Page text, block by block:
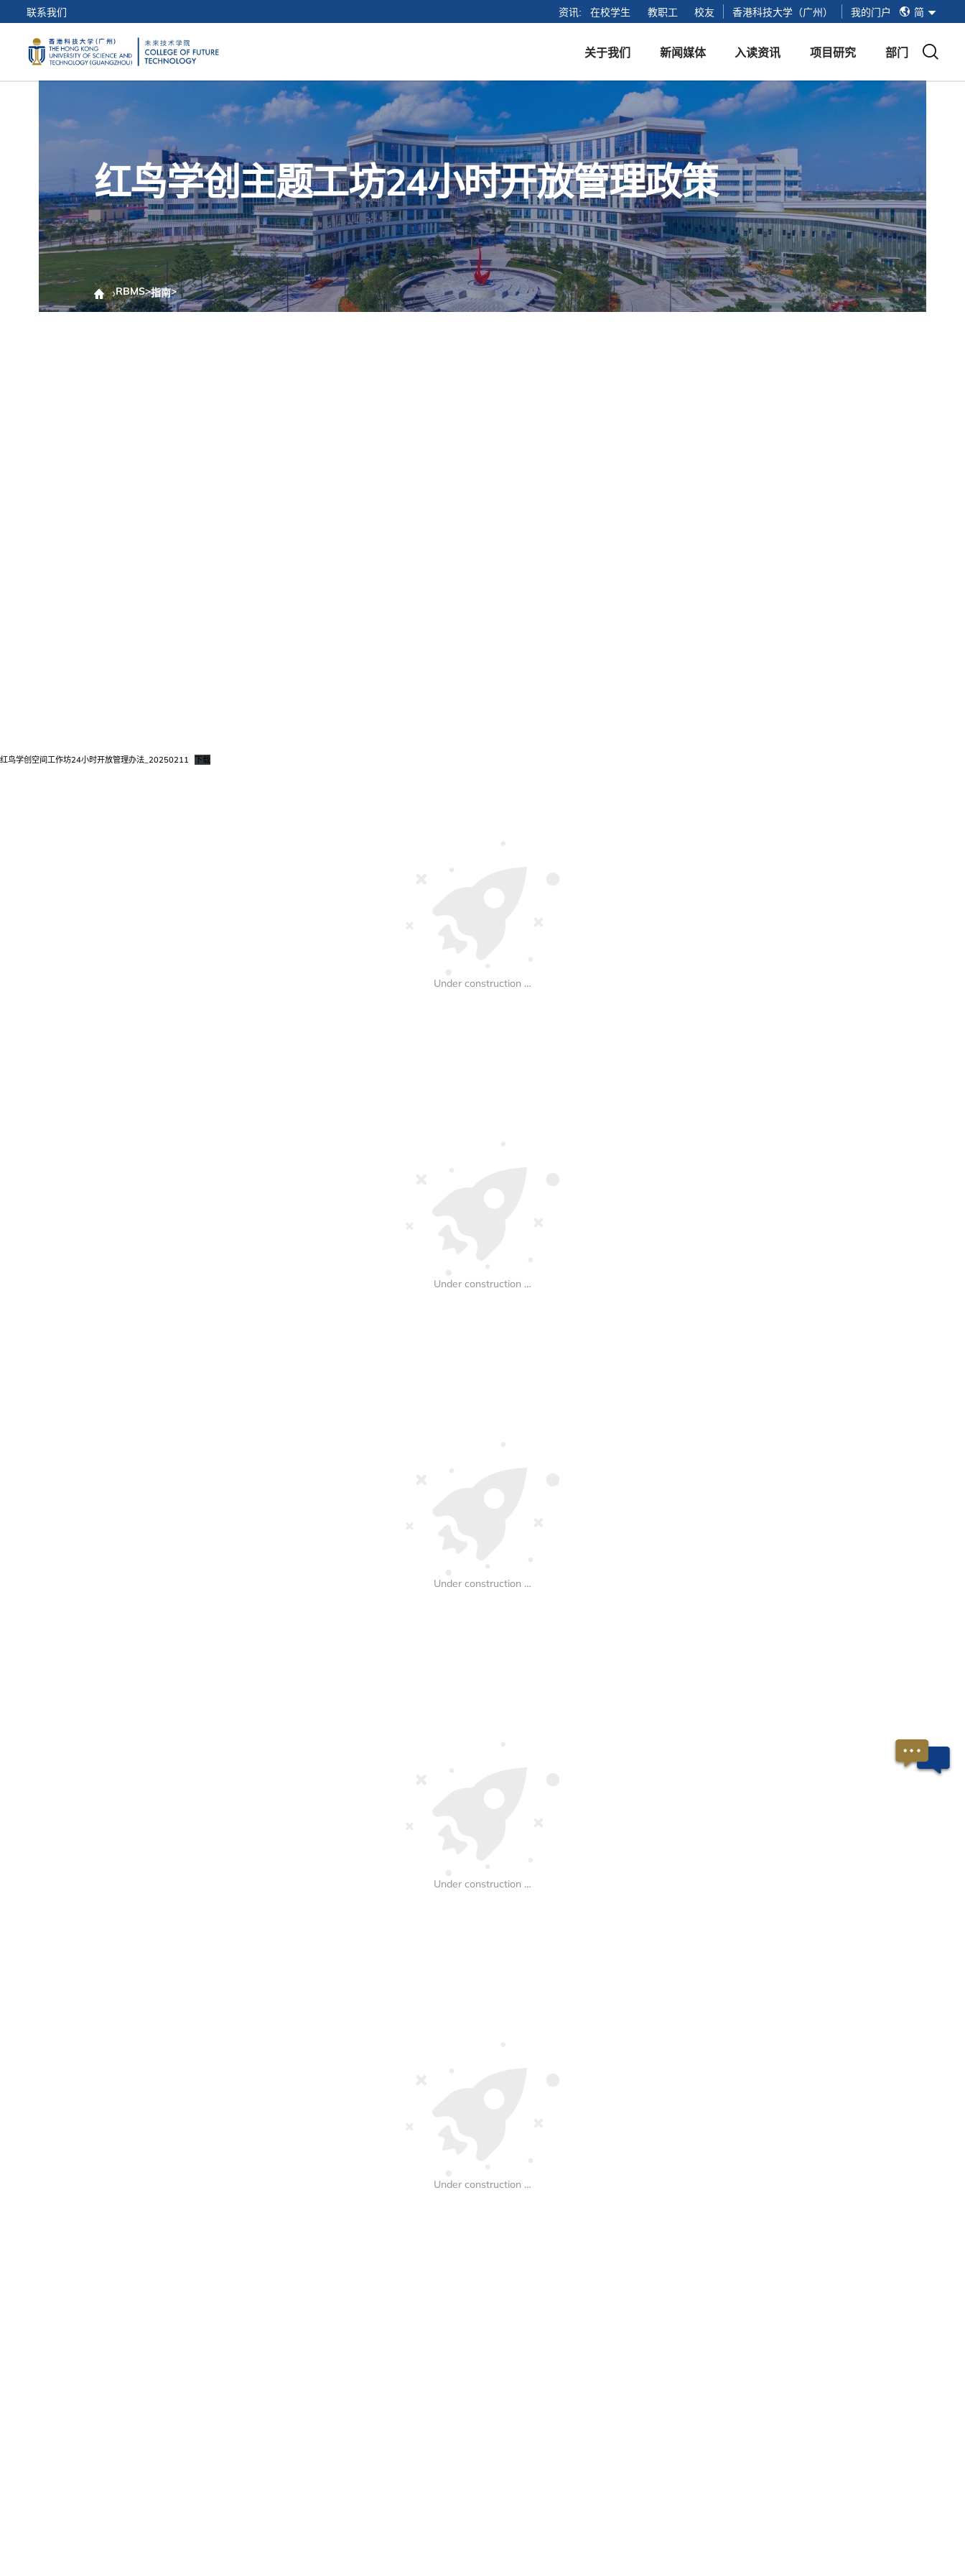
联系我们 资讯 在校学生 教职工 校友 香港科技大学（广州） 我的门户 简
简
繁
关于我们
创始人寄语
使命与愿景
教职员工
新闻媒体
新闻媒体
活动
视频
手册
入读资讯
红鸟硕士项目
线下面试
招生问答
港科广生活
项目研究
项目提交入口
部门
红鸟硕士基地
红鸟学创主题工坊24小时开放管理政策
RBMS>指南>
红鸟学创空间工作坊24小时开放管理办法_20250211 下载
Under construction …
Under construction …
Under construction …
Under construction …
Under construction …